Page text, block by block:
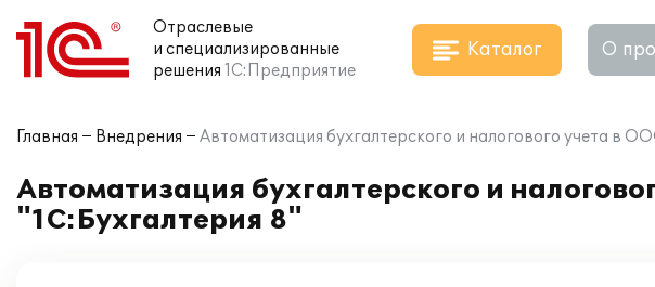
Отраслевые
и специализированные
решения 1С:Предприятие
Каталог О
Главная Внедрения Автоматизация бухгалтерского и налогового учета в
Автоматизация бухгалтерского и
"1С:Бухгалтерия 8"